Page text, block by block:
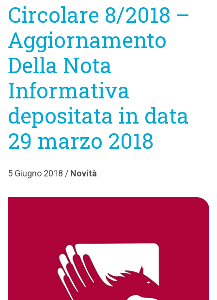
Circolare 8/2018 –
Aggiornamento
Della Nota
Informativa
depositata in data
29 marzo 2018
5 Giugno 2018 / Novità